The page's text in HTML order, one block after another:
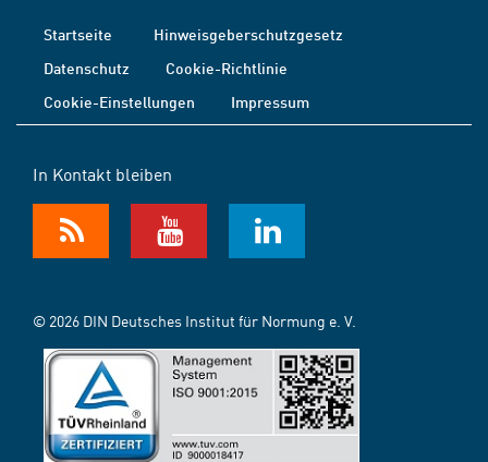
Startseite
Hinweisgeberschutzgesetz
Datenschutz
Cookie-Richtlinie
Cookie-Einstellungen
Impressum
In Kontakt bleiben
© 2026 DIN Deutsches Institut für Normung e. V.